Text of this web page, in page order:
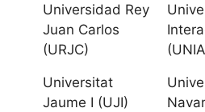
Gran
Cantabria
Universidad Rey
Juan Carlos
(URJC)
Universitat
Jaume I (UJI)